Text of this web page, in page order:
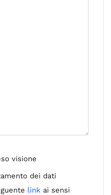
visione
dei dati
link ai sensi